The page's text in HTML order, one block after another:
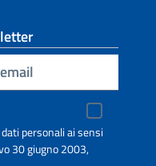
personali ai sensi
30 giugno 2003,